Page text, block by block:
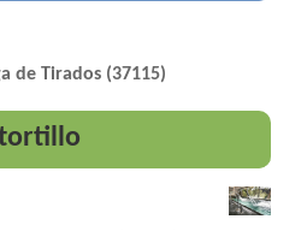
de Tirados (37115)